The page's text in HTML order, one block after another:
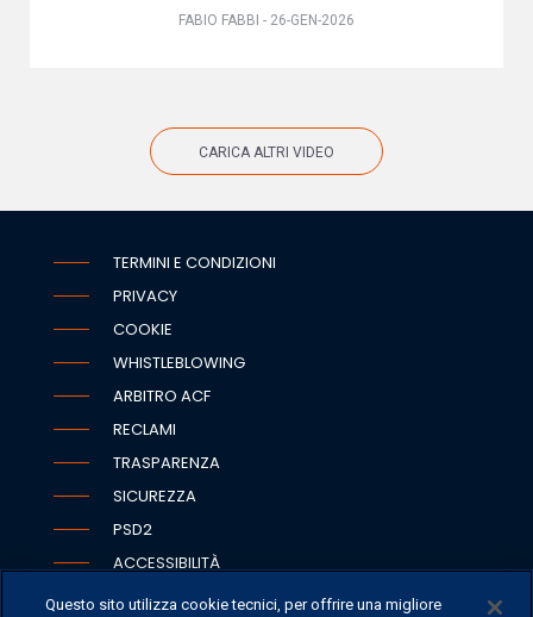
FABIO FABBI - 26-GEN-2026
CARICA ALTRI VIDEO
TERMINI E CONDIZIONI
PRIVACY
COOKIE
WHISTLEBLOWING
ARBITRO ACF
RECLAMI
TRASPARENZA
SICUREZZA
PSD2
ACCESSIBILITÀ
Questo sito utilizza cookie tecnici, per offrire una migliore